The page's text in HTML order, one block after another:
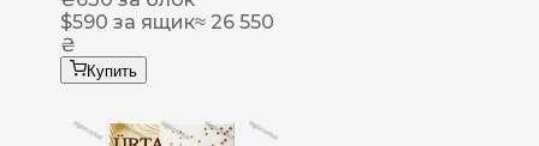
$590 за ящик≈ 26 550
₴
Купить